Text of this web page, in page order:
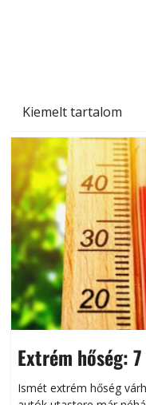
Kiemelt tartalom
Extrém hőség:
megóvhatjuk
Ismét extrém hőség